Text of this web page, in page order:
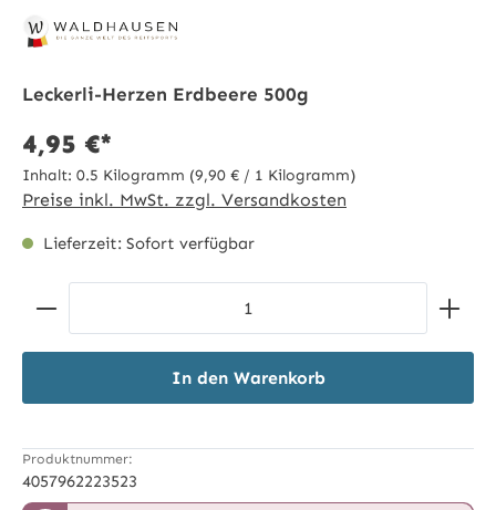
Leckerli-Herzen Erdbeere 500g
4,95 €*
Inhalt: 0.5 Kilogramm (9,90 € / 1 Kilogramm)
Preise inkl. MwSt. zzgl. Versandkosten
Lieferzeit: Sofort verfügbar
Produkt Anzahl: Gib den gewünschten Wert ein
In den Warenkorb
Produktnummer:
4057962223523